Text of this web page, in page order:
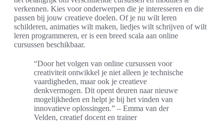
verkennen. Kies voor onderwerpen die je interesseren en die
passen bij jouw creatieve doelen. Of je nu wilt leren
schilderen, animaties wilt maken, liedjes wilt schrijven of wilt
leren programmeren, er is een breed scala aan online
cursussen beschikbaar.
“Door het volgen van online cursussen voor
creativiteit ontwikkel je niet alleen je technische
vaardigheden, maar ook je creatieve
denkvermogen. Dit opent deuren naar nieuwe
mogelijkheden en helpt je bij het vinden van
innovatieve oplossingen.” – Emma van der
Velden, creatief docent en trainer